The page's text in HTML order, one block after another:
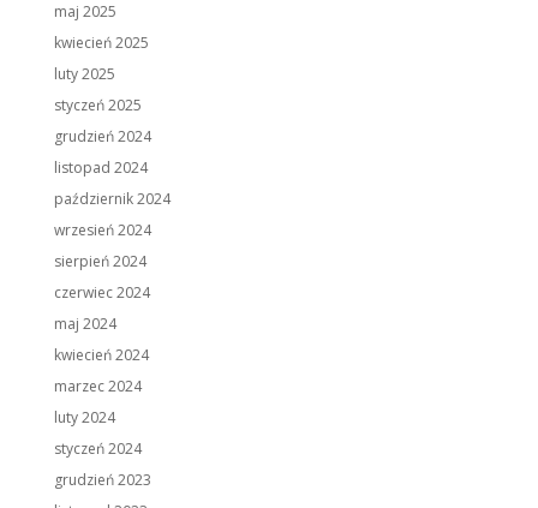
maj 2025
kwiecień 2025
luty 2025
styczeń 2025
grudzień 2024
listopad 2024
październik 2024
wrzesień 2024
sierpień 2024
czerwiec 2024
maj 2024
kwiecień 2024
marzec 2024
luty 2024
styczeń 2024
grudzień 2023